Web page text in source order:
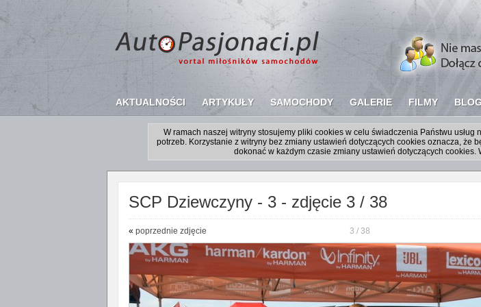
AKTUALNOŚCI ARTYKUŁY SAMOCHODY GALERIE FILMY
W ramach naszej witryny stosujemy pliki cookies w celu świadczenia Państwu
potrzeb. Korzystanie z witryny bez zmiany ustawień dotyczących cookies oznacza,
dokonać w każdym czasie zmiany ustawień dotyczących cookies.
SCP Dziewczyny - 3 - zdjęcie 3 / 38
« poprzednie zdjęcie 3 / 38